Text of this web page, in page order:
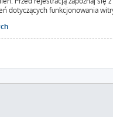
dotyczących funkcjonowania